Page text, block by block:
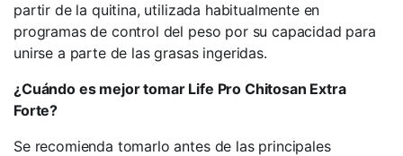
partir de la quitina, utilizada habitualmente en
programas de control del peso por su capacidad para
unirse a parte de las grasas ingeridas.
¿Cuándo es mejor tomar Life Pro Chitosan Extra
Forte?
Se recomienda tomarlo antes de las principales